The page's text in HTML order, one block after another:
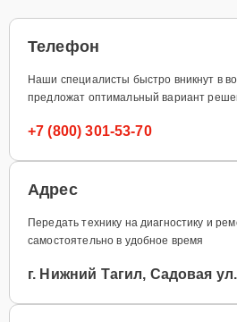
Телефон
Наши специалисты быстро вникнут в
предложат оптимальный вариант
+7 (800) 301-53-70
Адрес
Передать технику на диагностику и
самостоятельно в удобное время
г. Нижний Тагил, Садовая